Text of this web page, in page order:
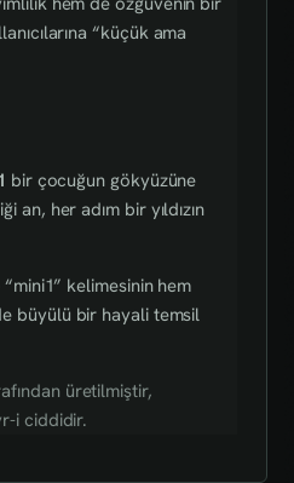
“küçük ama
bir çocuğun gökyüzüne
an, her adım bir yıldızın
kelimesinin hem
büyülü bir hayali temsil
üretilmiştir,
i ciddidir.